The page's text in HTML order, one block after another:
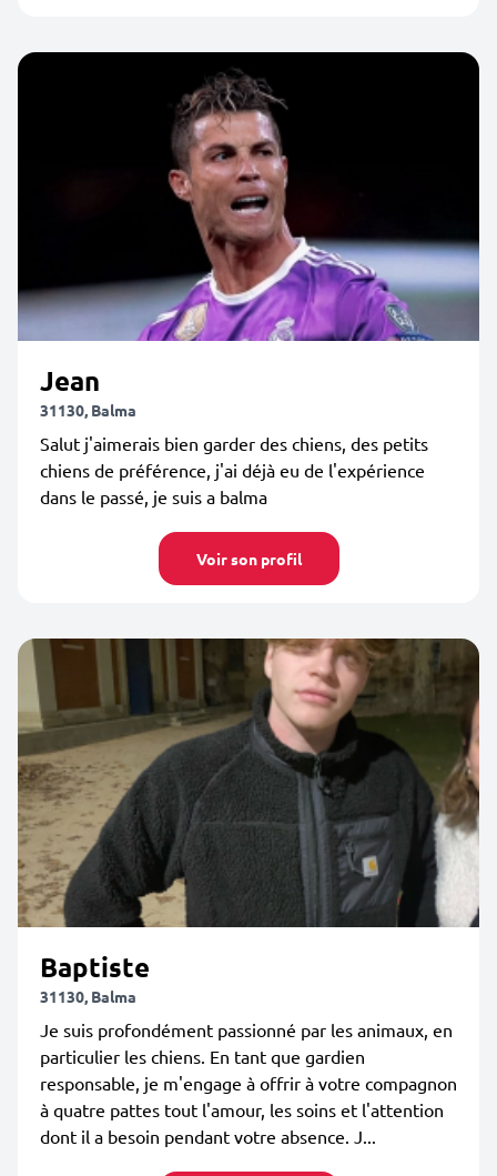
Jean
31130, Balma
Salut j'aimerais bien garder des chiens, des petits
chiens de préférence, j'ai déjà eu de l'expérience
dans le passé, je suis a balma
Voir son profil
Baptiste
31130, Balma
Je suis profondément passionné par les animaux, en
particulier les chiens. En tant que gardien
responsable, je m'engage à offrir à votre compagnon
à quatre pattes tout l'amour, les soins et l'attention
dont il a besoin pendant votre absence. J...